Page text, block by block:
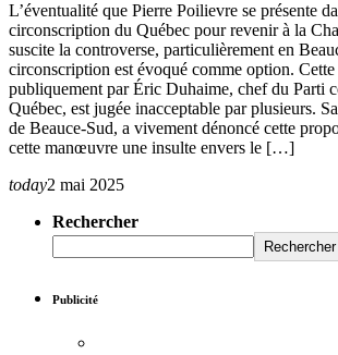
L’éventualité que Pierre Poilievre se présente
circonscription du Québec pour revenir à la
suscite la controverse, particulièrement en
circonscription est évoqué comme option. Cette
publiquement par Éric Duhaime, chef du Parti
Québec, est jugée inacceptable par plusieurs.
de Beauce-Sud, a vivement dénoncé cette
cette manœuvre une insulte envers le […]
today2 mai 2025
Rechercher
Rechercher
Publicité